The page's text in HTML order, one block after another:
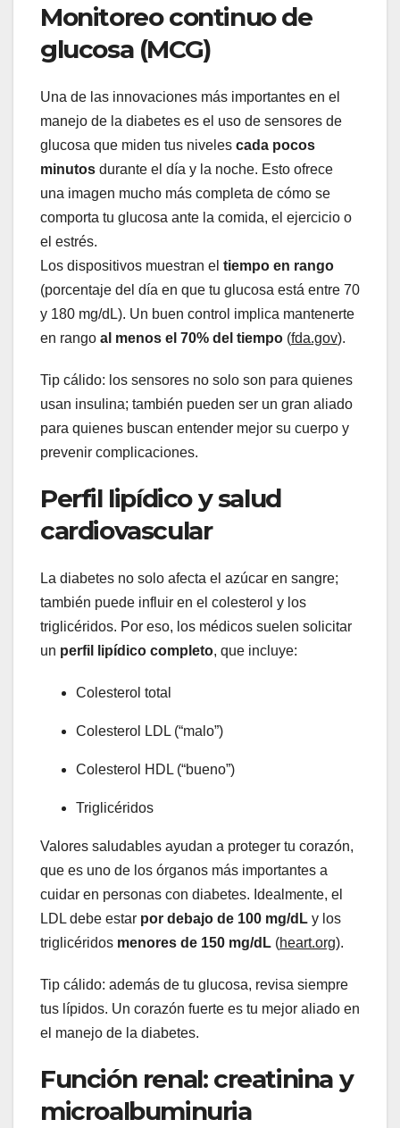
Monitoreo continuo de
glucosa (MCG)
Una de las innovaciones más importantes en el
manejo de la diabetes es el uso de sensores de
glucosa que miden tus niveles cada pocos
minutos durante el día y la noche. Esto ofrece
una imagen mucho más completa de cómo se
comporta tu glucosa ante la comida, el ejercicio o
el estrés.
Los dispositivos muestran el tiempo en rango
(porcentaje del día en que tu glucosa está entre 70
y 180 mg/dL). Un buen control implica mantenerte
en rango al menos el 70% del tiempo (fda.gov).
Tip cálido: los sensores no solo son para quienes
usan insulina; también pueden ser un gran aliado
para quienes buscan entender mejor su cuerpo y
prevenir complicaciones.
Perfil lipídico y salud
cardiovascular
La diabetes no solo afecta el azúcar en sangre;
también puede influir en el colesterol y los
triglicéridos. Por eso, los médicos suelen solicitar
un perfil lipídico completo, que incluye:
Colesterol total
Colesterol LDL (“malo”)
Colesterol HDL (“bueno”)
Triglicéridos
Valores saludables ayudan a proteger tu corazón,
que es uno de los órganos más importantes a
cuidar en personas con diabetes. Idealmente, el
LDL debe estar por debajo de 100 mg/dL y los
triglicéridos menores de 150 mg/dL (heart.org).
Tip cálido: además de tu glucosa, revisa siempre
tus lípidos. Un corazón fuerte es tu mejor aliado en
el manejo de la diabetes.
Función renal: creatinina y
microalbuminuria